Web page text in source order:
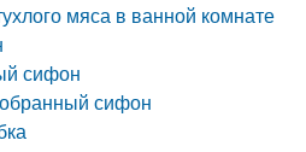
мяса в ванной комнате
сифон
сифон